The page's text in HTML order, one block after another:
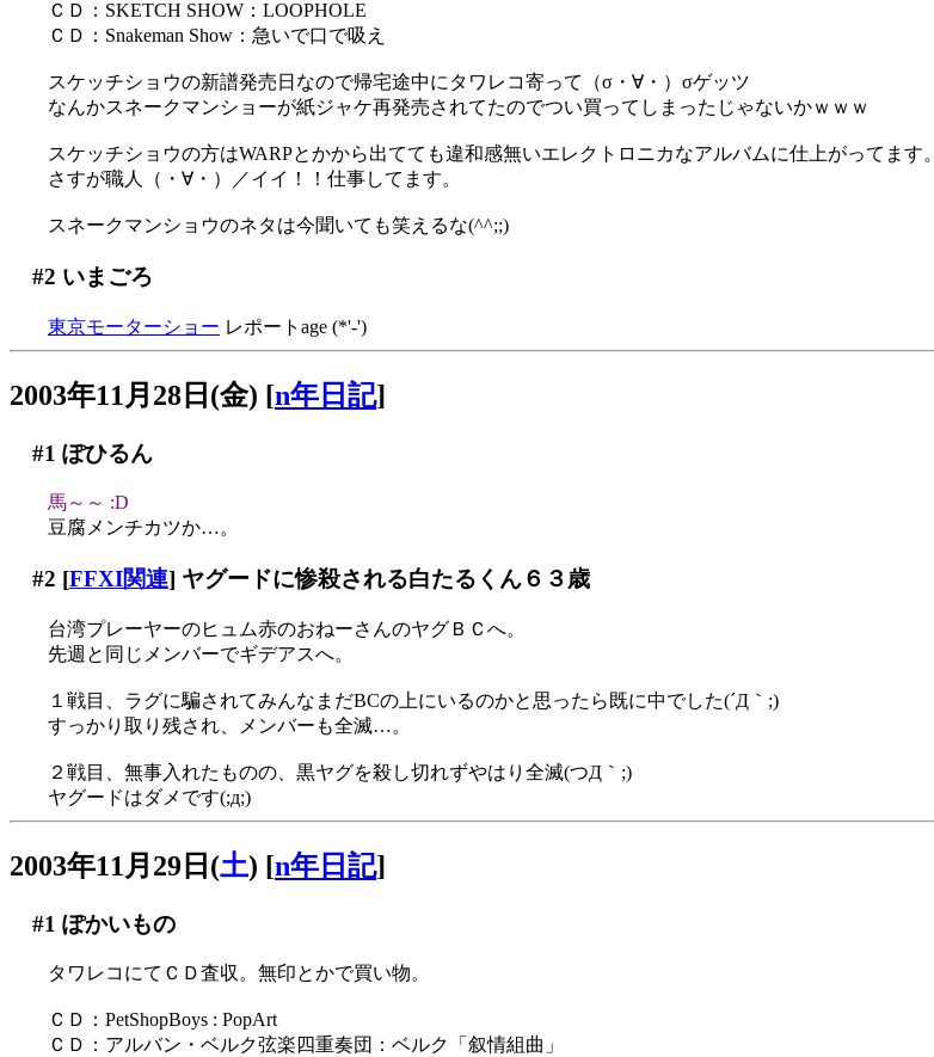
ＣＤ：SKETCH SHOW：LOOPHOLE
ＣＤ：Snakeman Show：急いで口で吸え
スケッチショウの新譜発売日なので帰宅途中にタワレコ寄って（σ・∀・）σゲッツ
なんかスネークマンショーが紙ジャケ再発売されてたのでつい買ってしまったじゃないかｗｗｗ
スケッチショウの方はWARPとかから出てても違和感無いエレクトロニカなアルバムに仕上がってます。
さすが職人（・∀・）／イイ！！仕事してます。
スネークマンショウのネタは今聞いても笑えるな(^^;;)
#2 いまごろ
東京モーターショー レポートage (*'-')
2003年11月28日(金) [n年日記]
#1 ぽひるん
馬～～ :D
豆腐メンチカツか…。
#2 [FFXI関連] ヤグードに惨殺される白たるくん６３歳
台湾プレーヤーのヒュム赤のおねーさんのヤグＢＣへ。
先週と同じメンバーでギデアスへ。
１戦目、ラグに騙されてみんなまだBCの上にいるのかと思ったら既に中でした(´Д｀;)
すっかり取り残され、メンバーも全滅…。
２戦目、無事入れたものの、黒ヤグを殺し切れずやはり全滅(つД｀;)
ヤグードはダメです(;д;)
2003年11月29日(土) [n年日記]
#1 ぽかいもの
タワレコにてＣＤ査収。無印とかで買い物。
ＣＤ：PetShopBoys : PopArt
ＣＤ：アルバン・ベルク弦楽四重奏団：ベルク「叙情組曲」